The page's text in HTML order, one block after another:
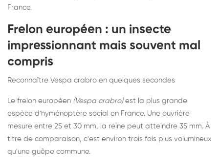
France.
Frelon européen : un insecte
impressionnant mais souvent mal
compris
Reconnaître Vespa crabro en quelques secondes
Le frelon européen (Vespa crabro)est la plus grande
espèce d'hyménoptère social en France. Une ouvrière
mesure entre 25 et 30 mm, la reine peut atteindre 35 mm. À
titre de comparaison, c'est environ trois fois plus volumineux
qu'une guêpe commune.